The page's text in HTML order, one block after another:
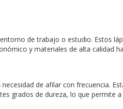
de trabajo o estudio. Estos
y materiales de alta calidad
de afilar con frecuencia.
grados de dureza, lo que permite